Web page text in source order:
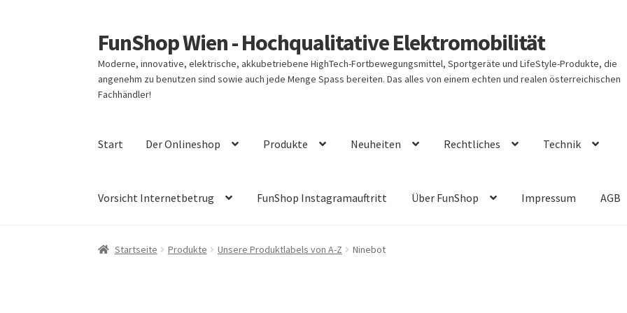
Zur
Navigation
springen
Zum
Inhalt
springen
FunShop Wien - Hochqualitative Elektromobilität
Moderne, innovative, elektrische, akkubetriebene HighTech-Fortbewegungsmittel, Sportgeräte und LifeStyle-Produkte, die
angenehm zu benutzen sind sowie auch jede Menge Spass bereiten. Das alles von einem echten und realen österreichischen
Fachhändler!
Start Der Onlineshop Produkte Neuheiten Rechtliches Technik
Vorsicht Internetbetrug FunShop Instagramauftritt Über FunShop Impressum AGB
Startseite Produkte Unsere Produktlabels von A-Z Ninebot